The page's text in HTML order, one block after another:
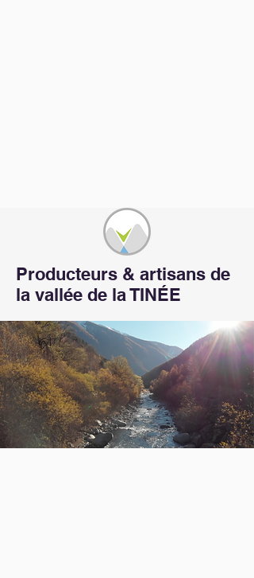
Producteurs & artisans de
la vallée de la TINÉE